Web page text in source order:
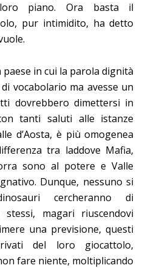
piano. Ora basta il
pur intimidito, ha detto
in cui la parola dignità
vocabolario ma avesse un
dovrebbero dimettersi in
tanti saluti alle istanze
d’Aosta, è più omogenea
tra laddove Mafia,
sono al potere e Valle
Dunque, nessuno si
cercheranno di
magari riuscendovi
una previsione, questi
del loro giocattolo,
fare niente, moltiplicando